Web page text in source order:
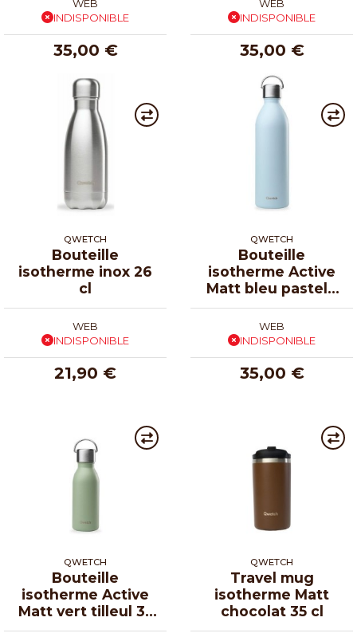
WEB
INDISPONIBLE
35,00 €
WEB
INDISPONIBLE
35,00 €
QWETCH
Bouteille
isotherme inox 26
cl
WEB
INDISPONIBLE
21,90 €
QWETCH
Bouteille
isotherme Active
Matt bleu pastel 1
L
WEB
INDISPONIBLE
35,00 €
QWETCH
Bouteille
isotherme Active
Matt vert tilleul 35
cl
QWETCH
Travel mug
isotherme Matt
chocolat 35 cl